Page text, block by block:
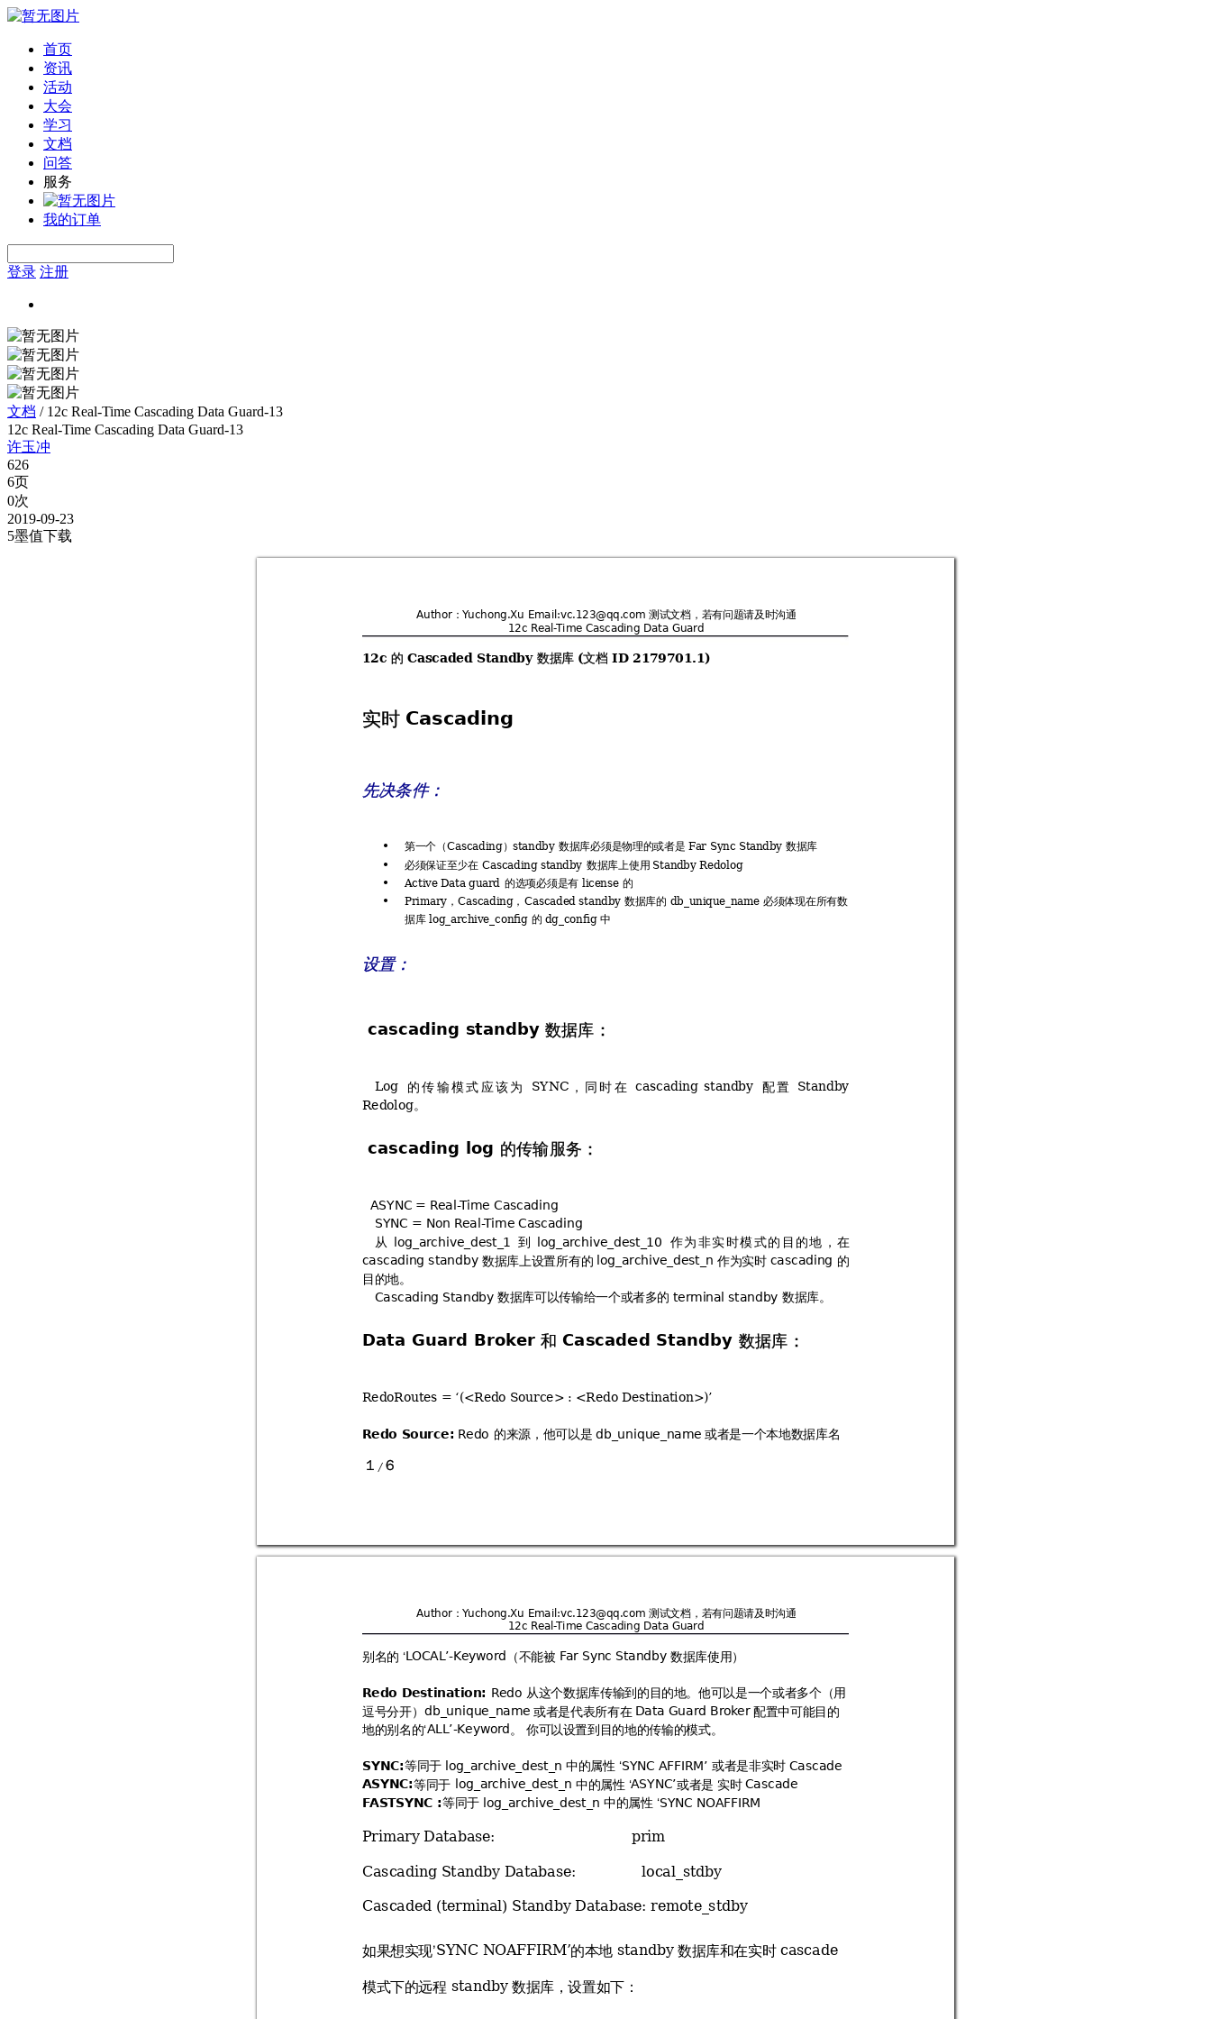
首页
资讯
活动
大会
学习
文档
问答
服务
我的订单
登录 注册
文档 / 12c Real-Time Cascading Data Guard-13
12c Real-Time Cascading Data Guard-13
许玉冲
626
6页
0次
2019-09-23
5墨值下载
：  测试文档，若有问题请及时沟通
 !"
12c 的 Cascaded Standby 数据库 (文档 ID 2179701.1)
实时 Cascading
先决条件：
 第一个（Cascading）standby 数据库必须是物理的或者是 Far Sync Standby 数据库
 必须保证至少在 Cascading standby 数据库上使用 Standby Redolog
 Active Data guard 的选项必须是有 license 的
 Primary， Cascading， Cascaded standby 数据库的 db_unique_name 必须体现在所有数
据库 log_archive_cong 的 dg_cong 中
设置：
cascading standby 数据库：
Log 的 传 输模式 应 该 为 SYNC 同 时 在 cascading standby 配 置
Standby
Redolog。
cascading log 的传输服务：
#$%  
#$%$  
从 && & 到 && &' 作为 非实 时模式 的 目 的地 ， 在
  ()数据库上设置 所有的 && &作为实时   的
目的地。
 # ()数据库可以传输给一个或者多的  () 数据库。
Data Guard Broker 和 Cascaded Standby 数据库：
RedoRoutes = ‘(<Redo Source> : <Redo Destination>)’
Redo Source:   的来源，他可以是 (&&或者是一个本地数据库名
1 / 6
：  测试文档，若有问题请及时沟通
 !"
别名的 ‘*+*,-). （不能被 /#)# ()数据库使用）
Redo Destination:   从这个数据库传输到的目的地。他可以是一个或者多个（用
逗号分开） (&&或者是代表所有在 !" 01 配置中可能目的
地的别名的‘**,-). 。 你可以设置到目的地的传输的模式。
SYNC:等同于 && &中的属性 ‘#$//23, 或者是非实时  
ASYNC:等同于 && &中的属性 ‘#$,或者是 实时  
FASTSYNC :等同于 && &中的属性 ‘#$$+//23
Primary Database:                               prim
Cascading Standby Database:               local_stdby
Cascaded (terminal) Standby Database: remote_stdby
如果想实现’SYNC NOAFFIRM’的本地 standby 数据库和在实时 cascade
模式下的远程 standby 数据库，设置如下：